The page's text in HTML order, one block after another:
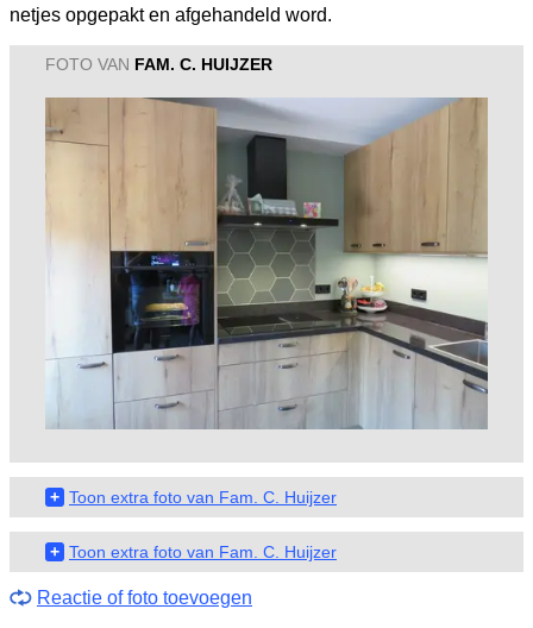
netjes opgepakt en afgehandeld word.
FOTO VAN FAM. C. HUIJZER
+ Toon extra foto van Fam. C. Huijzer
+ Toon extra foto van Fam. C. Huijzer
Reactie of foto toevoegen